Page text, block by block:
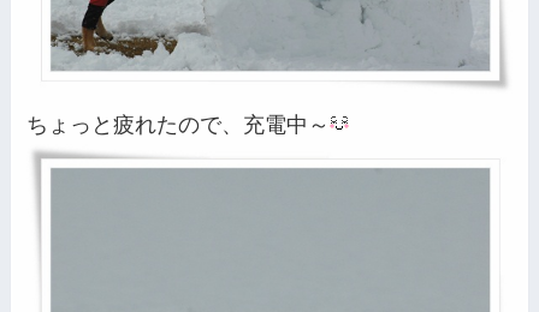
ちょっと疲れたので、充電中～